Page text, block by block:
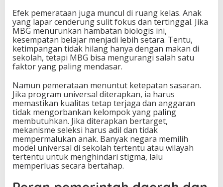
Efek pemerataan juga muncul di ruang kelas. Anak
yang lapar cenderung sulit fokus dan tertinggal. Jika
MBG menurunkan hambatan biologis ini,
kesempatan belajar menjadi lebih setara. Tentu,
ketimpangan tidak hilang hanya dengan makan di
sekolah, tetapi MBG bisa mengurangi salah satu
faktor yang paling mendasar.
Namun pemerataan menuntut ketepatan sasaran.
Jika program universal diterapkan, ia harus
memastikan kualitas tetap terjaga dan anggaran
tidak mengorbankan kelompok yang paling
membutuhkan. Jika diterapkan bertarget,
mekanisme seleksi harus adil dan tidak
mempermalukan anak. Banyak negara memilih
model universal di sekolah tertentu atau wilayah
tertentu untuk menghindari stigma, lalu
memperluas secara bertahap.